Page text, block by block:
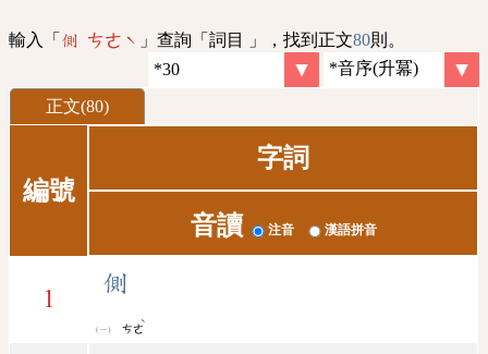
輸入「 側 ㄘㄜˋ 」查詢「詞目 」，找到正文80則。
正文(80)
編號
字詞
音讀 注音 漢語拼音
1
側
ㄘㄜ
ˋ